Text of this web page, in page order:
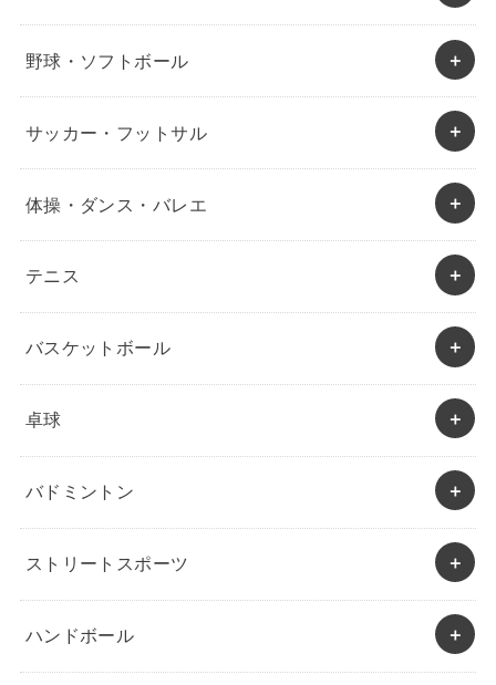
野球・ソフトボール
サッカー・フットサル
体操・ダンス・バレエ
テニス
バスケットボール
卓球
バドミントン
ストリートスポーツ
ハンドボール